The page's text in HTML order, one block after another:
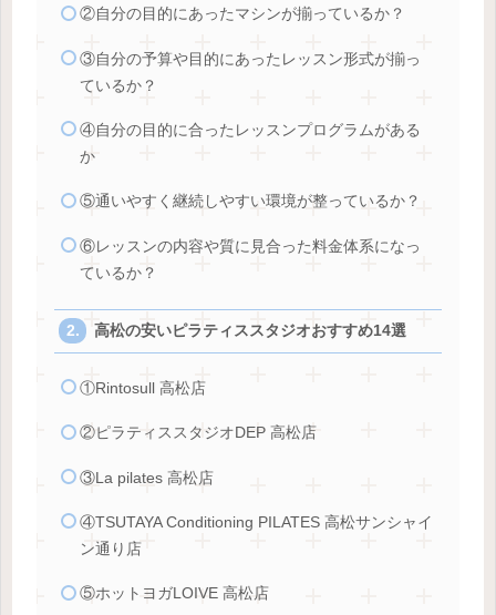
②自分の目的にあったマシンが揃っているか？
③自分の予算や目的にあったレッスン形式が揃っ
ているか？
④自分の目的に合ったレッスンプログラムがある
か
⑤通いやすく継続しやすい環境が整っているか？
⑥レッスンの内容や質に見合った料金体系になっ
ているか？
高松の安いピラティススタジオおすすめ14選
①Rintosull 高松店
②ピラティススタジオDEP 高松店
③La pilates 高松店
④TSUTAYA Conditioning PILATES 高松サンシャイ
ン通り店
⑤ホットヨガLOIVE 高松店